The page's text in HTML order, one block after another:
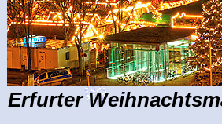
Erfurter